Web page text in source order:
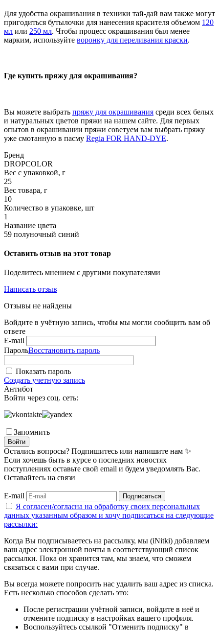
Для удобства окрашивания в техники тай-дай вам также могут
пригодиться бутылочки для нанесения красителя объемом 120
мл или 250 мл. Чтобы процесс окрашивания был менее
марким, используйте воронку для переливания краски.
Где купить пряжу для окрашивания?
Вы можете выбрать пряжу для окрашивания среди всех белых
и натуральных цветов пряжи на нашем сайте. Для первых
опытов в окрашивании пряжи советуем вам выбрать пряжу
уже смотанную в пасму Regia FOR HAND-DYE.
Бренд
DROPCOLOR
Вес с упаковкой, г
25
Вес товара, г
10
Количество в упаковке, шт
1
Название цвета
59 полуночный синий
Оставить отзыв на этот товар
Поделитесь мнением с другими покупателями
Написать отзыв
Отзывы не найдены
Войдите в учётную запись, чтобы мы могли сообщить вам об
ответе
E-mail
ПарольВосстановить пароль
Показать пароль
Создать учетную запись
Антибот
Войти через соц. сеть:
Запомнить
Войти
Остались вопросы? Подпишитесь или напишите нам ✨
Если хочешь быть в курсе о последних новостях
поступлениях оставьте свой email и будем уведомлять Вас.
Оставайтесь на связи
E-mail Подписаться
Я согласен/согласна на обработку своих персональных
данных указанным образом и хочу подписаться на следующие
рассылки:
Когда Вы подписываетесь на рассылку, мы (iNitki) добавляем
ваш адрес электронной почты в соответствующий список
рассылки. Пока он хранится там, мы знаем, что сможем
связаться с вами при случае.
Вы всегда можете попросить нас удалить ваш адрес из списка.
Есть несколько способов сделать это:
После регистрации учётной записи, войдите в неё и
отмените подписку в настройках вашего профиля.
Воспользуйтесь ссылкой "Отменить подписку" в